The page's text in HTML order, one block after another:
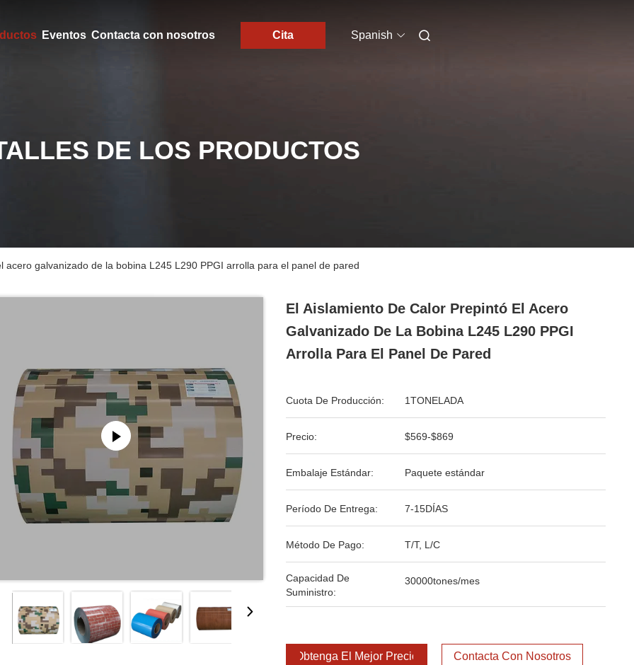
Eventos Contacta con nosotros Cita Spanish
DE LOS PRODUCTOS
acero galvanizado de la bobina L245 L290 PPGI arrolla para el panel de pared
El Aislamiento De Calor Prepintó El Acero
Galvanizado De La Bobina L245 L290 PPGI
Arrolla Para El Panel De Pared
Cuota De Producción: 1TONELADA
Precio: $569-$869
Embalaje Estándar: Paquete estándar
Período De Entrega: 7-15DÍAS
Método De Pago: T/T, L/C
Capacidad De
Suministro:
30000tones/mes
Obtenga El Mejor Precio Contacta Con Nosotros